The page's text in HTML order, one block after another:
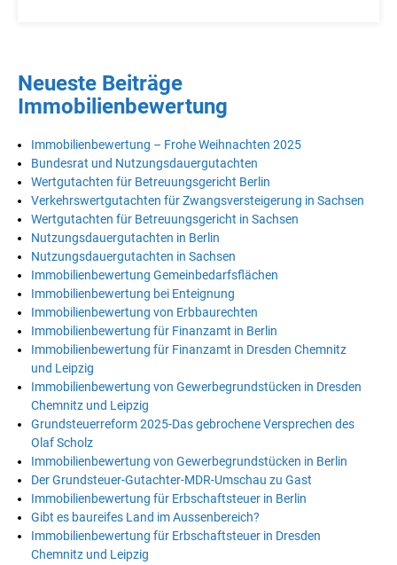
Neueste Beiträge
Immobilienbewertung
Immobilienbewertung – Frohe Weihnachten 2025
Bundesrat und Nutzungsdauergutachten
Wertgutachten für Betreuungsgericht Berlin
Verkehrswertgutachten für Zwangsversteigerung in Sachsen
Wertgutachten für Betreuungsgericht in Sachsen
Nutzungsdauergutachten in Berlin
Nutzungsdauergutachten in Sachsen
Immobilienbewertung Gemeinbedarfsflächen
Immobilienbewertung bei Enteignung
Immobilienbewertung von Erbbaurechten
Immobilienbewertung für Finanzamt in Berlin
Immobilienbewertung für Finanzamt in Dresden Chemnitz
und Leipzig
Immobilienbewertung von Gewerbegrundstücken in Dresden
Chemnitz und Leipzig
Grundsteuerreform 2025-Das gebrochene Versprechen des
Olaf Scholz
Immobilienbewertung von Gewerbegrundstücken in Berlin
Der Grundsteuer-Gutachter-MDR-Umschau zu Gast
Immobilienbewertung für Erbschaftsteuer in Berlin
Gibt es baureifes Land im Aussenbereich?
Immobilienbewertung für Erbschaftsteuer in Dresden
Chemnitz und Leipzig